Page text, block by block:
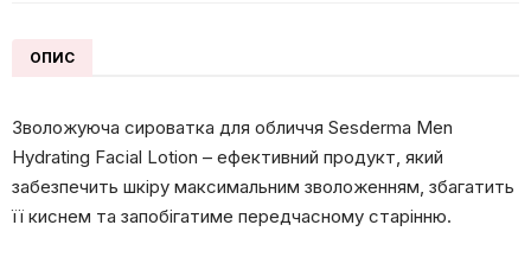
Lotion
кількість
ОПИС
Зволожуюча сироватка для обличчя Sesderma Men
Hydrating Facial Lotion – ефективний продукт, який
забезпечить шкіру максимальним зволоженням, збагатить
її киснем та запобігатиме передчасному старінню.